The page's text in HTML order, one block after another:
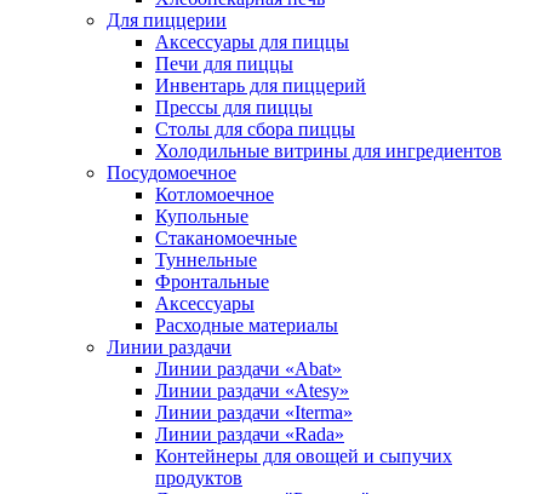
Для пиццерии
Аксессуары для пиццы
Печи для пиццы
Инвентарь для пиццерий
Прессы для пиццы
Столы для сбора пиццы
Холодильные витрины для ингредиентов
Посудомоечное
Котломоечное
Купольные
Стаканомоечные
Туннельные
Фронтальные
Аксессуары
Расходные материалы
Линии раздачи
Линии раздачи «Abat»
Линии раздачи «Atesy»
Линии раздачи «Iterma»
Линии раздачи «Rada»
Контейнеры для овощей и сыпучих
продуктов